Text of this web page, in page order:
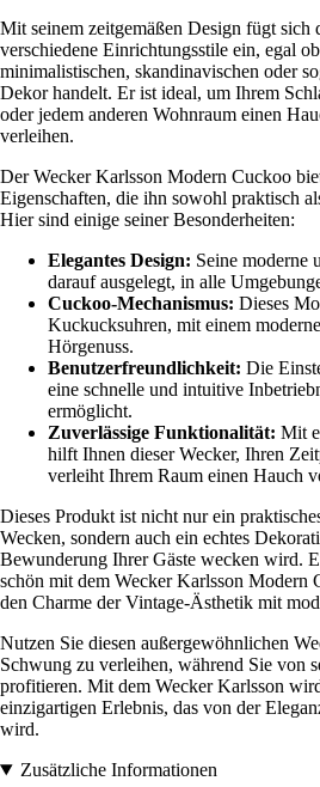
Mit seinem zeitgemäßen Design fügt sich
verschiedene Einrichtungsstile ein, egal
minimalistischen, skandinavischen oder
Dekor handelt. Er ist ideal, um Ihrem
oder jedem anderen Wohnraum einen
verleihen.
Der Wecker Karlsson Modern Cuckoo
Eigenschaften, die ihn sowohl praktisch
Hier sind einige seiner Besonderheiten:
Elegantes Design: Seine moderne
darauf ausgelegt, in alle
Cuckoo-Mechanismus: Dieses
Kuckucksuhren, mit einem
Hörgenuss.
Benutzerfreundlichkeit: Die
eine schnelle und intuitive
ermöglicht.
Zuverlässige Funktionalität: Mit
hilft Ihnen dieser Wecker, Ihren
verleiht Ihrem Raum einen Hauch
Dieses Produkt ist nicht nur ein
Wecken, sondern auch ein echtes
Bewunderung Ihrer Gäste wecken wird.
schön mit dem Wecker Karlsson Modern
den Charme der Vintage-Ästhetik mit
Nutzen Sie diesen außergewöhnlichen
Schwung zu verleihen, während Sie von
profitieren. Mit dem Wecker Karlsson
einzigartigen Erlebnis, das von der
wird.
Zusätzliche Informationen